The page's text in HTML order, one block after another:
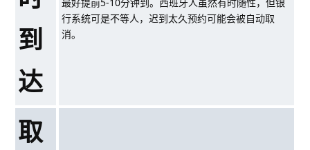
到
达
行系统可是不等人，迟到太久预约可能会被自动取
消。
取